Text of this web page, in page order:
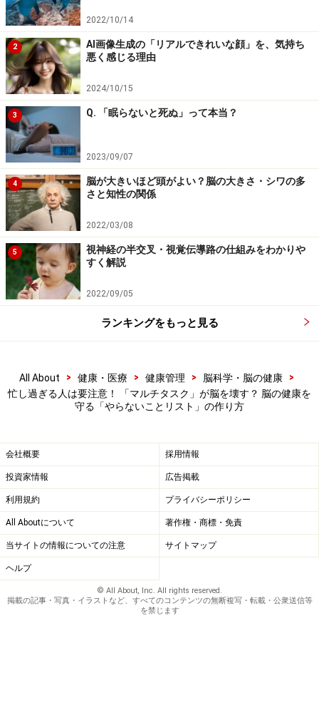
そうならないための対策として、まず挙げられるのが
「しっかりと睡眠をとること」です。睡眠中に前頭前野
が活動を停止して休むことができれば、朝目覚めたとき
に再び脳全体がバランスよく働けるようになります。
「やらないことリスト」で前頭前野を守
る！ うまく手放せば、効率も上がる
もう1つの有効な対策法は、日中の活動において前頭前
野に過度な負担をかけないよう、自分の行動を見直すこ
とです。どんなに有能な取締役でも、あらゆる仕事を1
人で抱え込んでしまったら、パンクするのは当然です。
そのような状況では、抱えた仕事の一部を部下に任せる
などして自分の仕事量を減らすことが有効です。一度に
多くのことをやろうとするよりも、無理してやらなくて
もよいことは手放し、重要なことだけに集中した方が、
結果として仕事の効率は上がります。
これが、「やらないことリスト」を作るという考え方の
基本です。
仕事のさまざまな業務に加え、家事・育児・介護などの
マルチタスクで疲弊している方も多いことでしょう。そ
のような方には、ある1日に自分がやろうとした（ある
いは実際にやった）ことを全て書き出し、それぞれの重
要度を改めて考えてみることをおすすめします。「やら
なくてもよかった」と思えるものを5～10個ほどピック
アップし、意識的に「やらなくていい」と決めてしまい
ましょう。
「やらないことリスト」の作り方・具体例
2022/10/14
2
AI画像生成の「リアルできれいな顔」を、気持ち
悪く感じる理由
2024/10/15
3 Q. 「眠らないと死ぬ」って本当？
2023/09/07
4
脳が大きいほど頭がよい？脳の大きさ・シワの多
さと知性の関係
2022/03/08
5
視神経の半交叉・視覚伝導路の仕組みをわかりや
すく解説
2022/09/05
ランキングをもっと見る
All About > 健康・医療 > 健康管理 > 脳科学・脳の健康
>
忙し過ぎる人は要注意！ 「マルチタスク」が脳を壊す？ 脳の健康を
守る「やらないことリスト」の作り方
会社概要 採用情報
投資家情報 広告掲載
利用規約 プライバシーポリシー
All Aboutについて 著作権・商標・免責
当サイトの情報についての注意 サイトマップ
ヘルプ
© All About, Inc. All rights reserved.
掲載の記事・写真・イラストなど、すべてのコンテンツの無断複写・転載・公衆送信等
を禁じます